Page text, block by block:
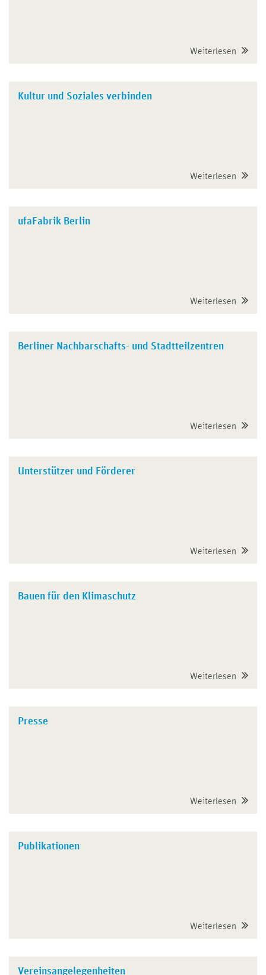
Weiterlesen
Kultur und Soziales verbinden
Weiterlesen
ufaFabrik Berlin
Weiterlesen
Berliner Nachbarschafts- und Stadtteilzentren
Weiterlesen
Unterstützer und Förderer
Weiterlesen
Bauen für den Klimaschutz
Weiterlesen
Presse
Weiterlesen
Publikationen
Weiterlesen
Vereinsangelegenheiten